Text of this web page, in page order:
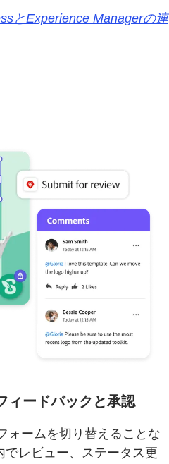
とExperience Managerの連
ィードバックと承認
ォームを切り替えることな
でレビュー、ステータス更